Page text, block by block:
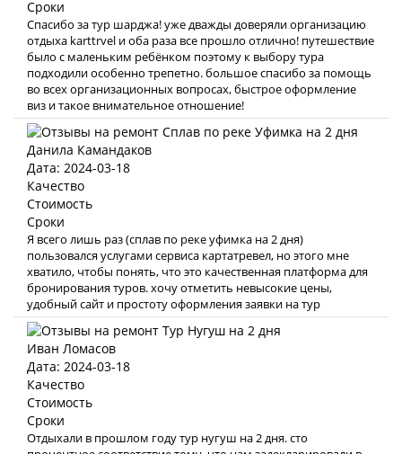
Сроки
Спасибо за тур шарджа! уже дважды доверяли организацию
отдыха karttrvel и оба раза все прошло отлично! путешествие
было с маленьким ребёнком поэтому к выбору тура
подходили особенно трепетно. большое спасибо за помощь
во всех организационных вопросах, быстрое оформление
виз и такое внимательное отношение!
Данила Камандаков
Дата: 2024-03-18
Качество
Стоимость
Сроки
Я всего лишь раз (сплав по реке уфимка на 2 дня)
пользовался услугами сервиса картатревел, но этого мне
хватило, чтобы понять, что это качественная платформа для
бронирования туров. хочу отметить невысокие цены,
удобный сайт и простоту оформления заявки на тур
Иван Ломасов
Дата: 2024-03-18
Качество
Стоимость
Сроки
Отдыхали в прошлом году тур нугуш на 2 дня. сто